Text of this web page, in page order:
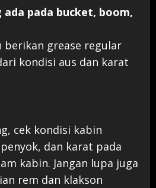
ada pada bucket, boom,
berikan grease regular
kondisi aus dan karat
cek kondisi kabin
dan karat pada
kabin. Jangan lupa juga
rem dan klakson